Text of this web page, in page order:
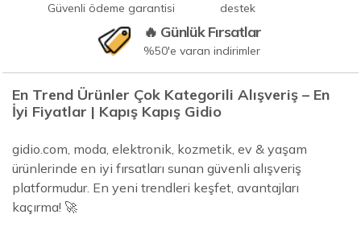
Güvenli ödeme garantisi
destek
🔥 Günlük Fırsatlar
%50'e varan indirimler
En Trend Ürünler Çok Kategorili Alışveriş – En
İyi Fiyatlar | Kapış Kapış Gidio
gidio.com, moda, elektronik, kozmetik, ev & yaşam
ürünlerinde en iyi fırsatları sunan güvenli alışveriş
platformudur. En yeni trendleri keşfet, avantajları
kaçırma! 🚀